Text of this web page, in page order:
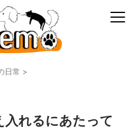
日常 >
入れるにあたって